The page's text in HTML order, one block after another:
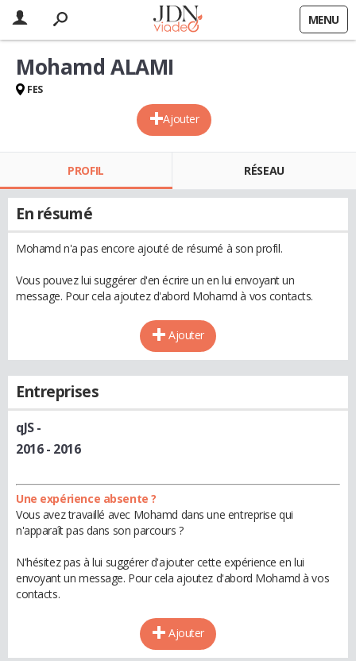
MENU
Ajouter
Mohamd ALAMI
FES
PROFIL RÉSEAU
En résumé
Mohamd n'a pas encore ajouté de résumé à son profil.
Vous pouvez lui suggérer d'en écrire un en lui envoyant un
message. Pour cela ajoutez d'abord Mohamd à vos contacts.
Ajouter
Entreprises
qJS-
2016 - 2016
Une expérience absente ?
Vous avez travaillé avec Mohamd dans une entreprise qui
n'apparaît pas dans son parcours ?
N'hésitez pas à lui suggérer d'ajouter cette expérience en lui
envoyant un message. Pour cela ajoutez d'abord Mohamd à vos
contacts.
Ajouter